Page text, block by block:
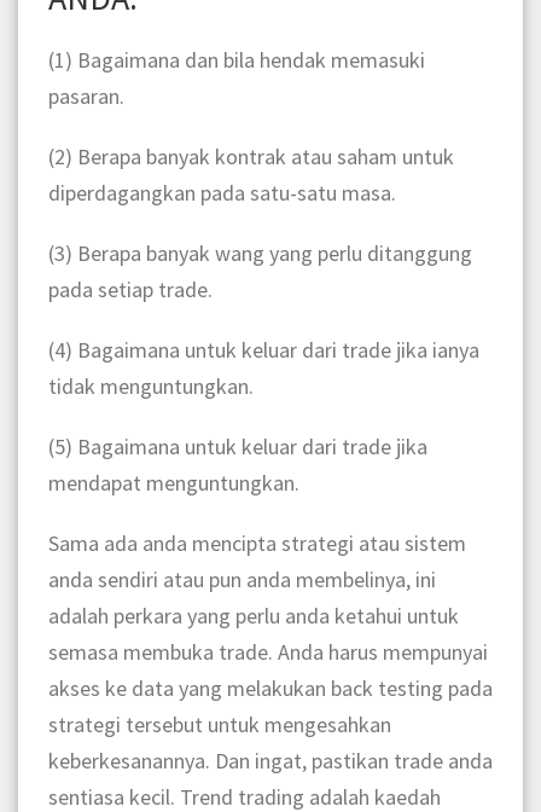
(1) Bagaimana dan bila hendak memasuki
pasaran.
(2) Berapa banyak kontrak atau saham untuk
diperdagangkan pada satu-satu masa.
(3) Berapa banyak wang yang perlu ditanggung
pada setiap trade.
(4) Bagaimana untuk keluar dari trade jika ianya
tidak menguntungkan.
(5) Bagaimana untuk keluar dari trade jika
mendapat menguntungkan.
Sama ada anda mencipta strategi atau sistem
anda sendiri atau pun anda membelinya, ini
adalah perkara yang perlu anda ketahui untuk
semasa membuka trade. Anda harus mempunyai
akses ke data yang melakukan back testing pada
strategi tersebut untuk mengesahkan
keberkesanannya. Dan ingat, pastikan trade anda
sentiasa kecil. Trend trading adalah kaedah